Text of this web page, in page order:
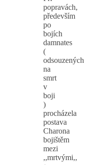
popravách,
především
po
bojích
damnates
(
odsouzených
na
smrt
v
boji
)
procházela
postava
Charona
bojištěm
mezi
,,mrtvými,,